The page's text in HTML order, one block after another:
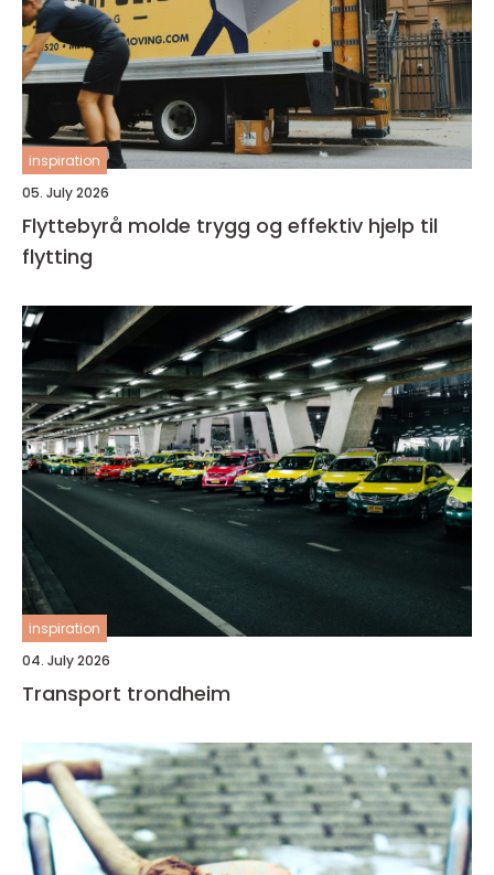
inspiration
05. July 2026
Flyttebyrå molde trygg og effektiv hjelp til
flytting
inspiration
04. July 2026
Transport trondheim